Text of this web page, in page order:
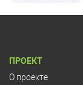
ПРОЕКТ
О проекте